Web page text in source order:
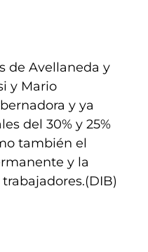
de Avellaneda y
y Mario
y ya
del 30% y 25%
también el
y la